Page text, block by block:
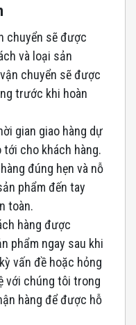
chuyển sẽ được
và loại sản
chuyển sẽ được
trước khi hoàn
gian giao hàng dự
cho khách hàng.
đúng hẹn và nỗ
phẩm đến tay
toàn.
hàng được
phẩm ngay sau khi
vấn đề hoặc hỏng
với chúng tôi trong
hàng để được hỗ